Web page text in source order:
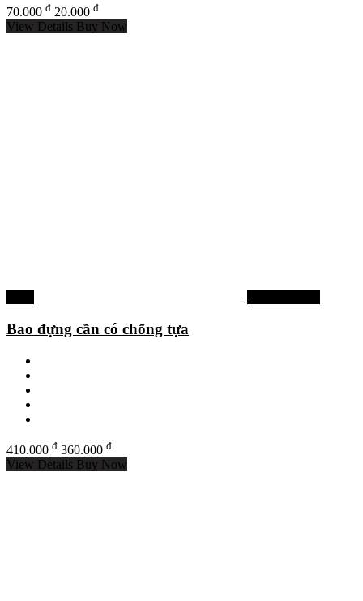
70.000 đ 20.000 đ
View Details Buy Now
Bao đựng cần có chống tựa
410.000 đ 360.000 đ
View Details Buy Now